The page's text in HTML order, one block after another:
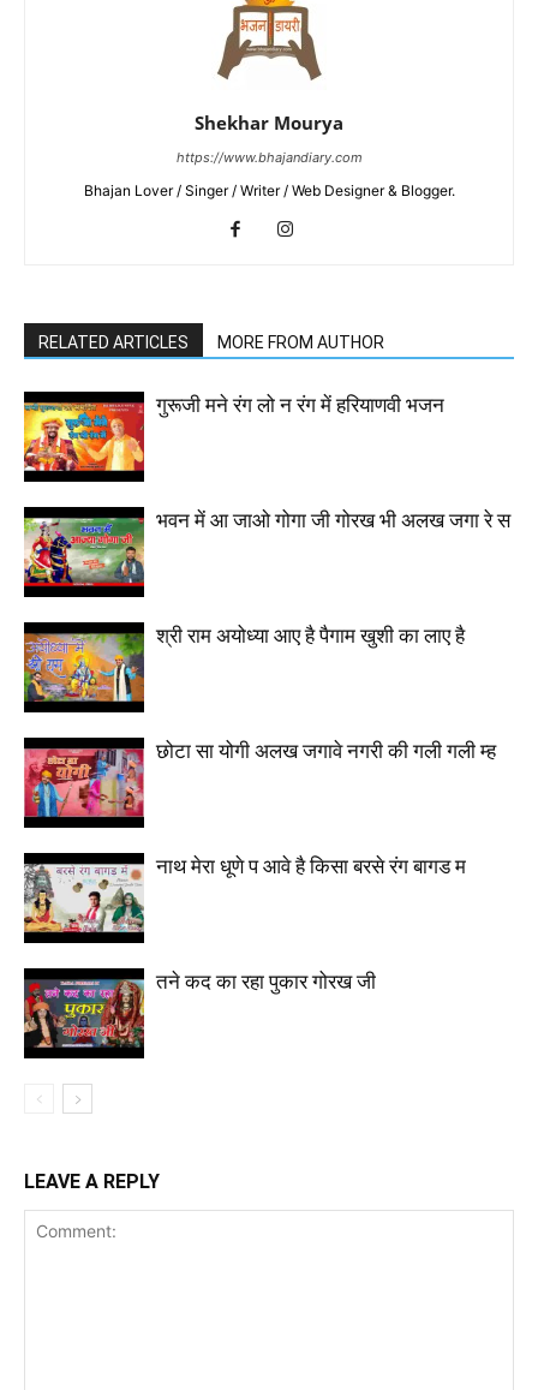
Shekhar Mourya
https://www.bhajandiary.com
Bhajan Lover / Singer / Writer / Web Designer & Blogger.
RELATED ARTICLES MORE FROM AUTHOR
गुरूजी मने रंग लो न रंग में हरियाणवी भजन
भवन में आ जाओ गोगा जी गोरख भी अलख जगा रे स
श्री राम अयोध्या आए है पैगाम खुशी का लाए है
छोटा सा योगी अलख जगावे नगरी की गली गली म्ह
नाथ मेरा धूणे प आवे है किसा बरसे रंग बागड म
तने कद का रहा पुकार गोरख जी
LEAVE A REPLY